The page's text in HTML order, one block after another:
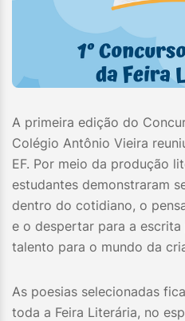
A primeira edição do
Colégio Antônio Vieira
EF. Por meio da produção
estudantes demonstraram
dentro do cotidiano, o
e o despertar para a
talento para o mundo da
As poesias selecionadas
toda a Feira Literária, no